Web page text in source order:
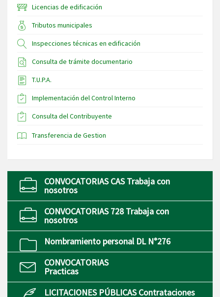
Licencias de edificación
Tributos municipales
Inspecciones técnicas en edificación
Consulta de trámite documentario
T.U.P.A.
Implementación del Control Interno
Consulta del Contribuyente
Transferencia de Gestion
CONVOCATORIAS CAS Trabaja con
nosotros
CONVOCATORIAS 728 Trabaja con
nosotros
Nombramiento personal DL N°276
CONVOCATORIAS
Practicas
LICITACIONES PÚBLICAS Contrataciones